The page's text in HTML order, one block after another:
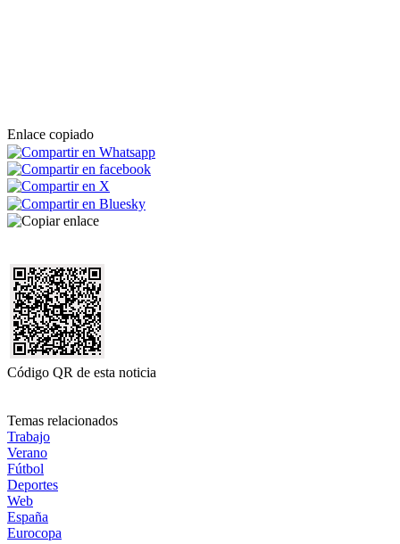
Enlace copiado
Código QR de esta noticia
Temas relacionados
Trabajo
Verano
Fútbol
Deportes
Web
España
Eurocopa